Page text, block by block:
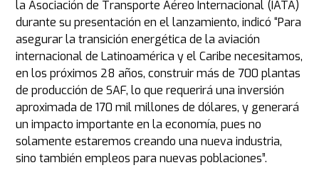
la Asociación de Transporte Aéreo Internacional (IATA)
durante su presentación en el lanzamiento, indicó “Para
asegurar la transición energética de la aviación
internacional de Latinoamérica y el Caribe necesitamos,
en los próximos 28 años, construir más de 700 plantas
de producción de SAF, lo que requerirá una inversión
aproximada de 170 mil millones de dólares, y generará
un impacto importante en la economía, pues no
solamente estaremos creando una nueva industria,
sino también empleos para nuevas poblaciones”.